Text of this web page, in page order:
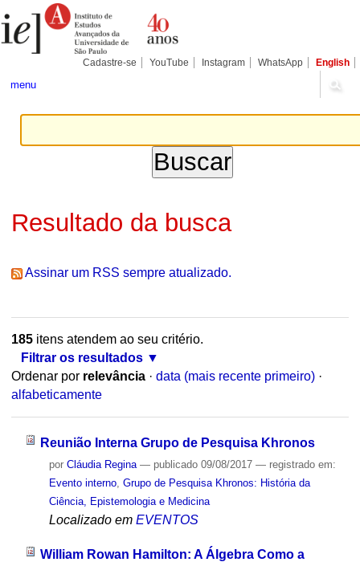
para
conteúdo.
Pessoais
Cadastre-se YouTube Instagram WhatsApp English
menu
Resultado da busca
Assinar um RSS sempre atualizado.
185itens atendem ao seu critério.
Filtrar os resultados
Ordenar por relevância · data (mais recente primeiro) ·
alfabeticamente
Reunião Interna Grupo de Pesquisa Khronos
por Cláudia Regina — publicado09/08/2017 — registrado em:
Evento interno, Grupo de Pesquisa Khronos: História da
Ciência, Epistemologia e Medicina
Localizado em EVENTOS
William Rowan Hamilton: A Álgebra Como a